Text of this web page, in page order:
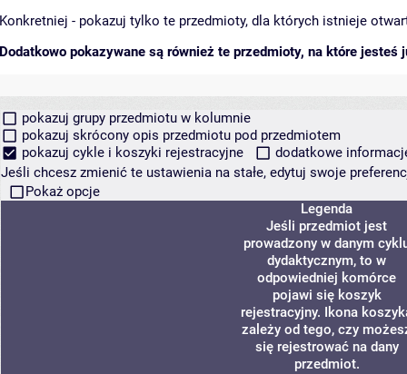
Konkretniej - pokazuj tylko te przedmioty, dla których istnieje
Dodatkowo pokazywane są również te przedmioty, na które jesteś
pokazuj grupy przedmiotu w kolumnie
pokazuj skrócony opis przedmiotu pod przedmiotem
pokazuj cykle i koszyki rejestracyjne
dodatkowe
Jeśli chcesz zmienić te ustawienia na stałe, edytuj swoje
Pokaż opcje
Legenda
Jeśli przedmiot jest
prowadzony w danym
dydaktycznym, to w
odpowiedniej komórce
pojawi się koszyk
rejestracyjny. Ikona
zależy od tego, czy
się rejestrować na dany
przedmiot.